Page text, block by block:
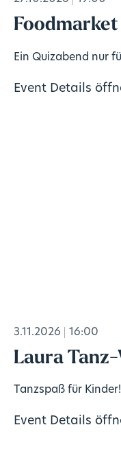
Foodmarket
Ein Quizabend nur
Event Details
3.11.2026 16:00
Laura
Tanzspaß für Kinder!
Event Details